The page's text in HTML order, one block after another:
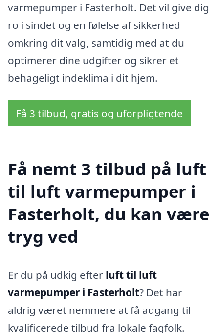
varmepumper i Fasterholt. Det vil give dig
ro i sindet og en følelse af sikkerhed
omkring dit valg, samtidig med at du
optimerer dine udgifter og sikrer et
behageligt indeklima i dit hjem.
Få 3 tilbud, gratis og uforpligtende
Få nemt 3 tilbud på luft
til luft varmepumper i
Fasterholt, du kan være
tryg ved
Er du på udkig efter luft til luft
varmepumper i Fasterholt? Det har
aldrig været nemmere at få adgang til
kvalificerede tilbud fra lokale fagfolk.